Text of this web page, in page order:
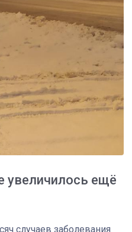
увеличилось ещё
случаев заболевания